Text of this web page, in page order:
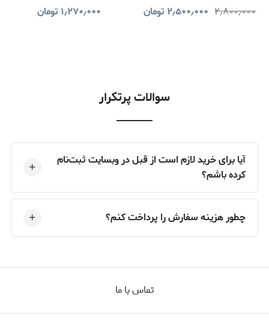
۲٫۸۰۰٫۰۰۰ ۲٫۵۰۰٫۰۰۰ تومان
۱٫۲۷۰٫۰۰۰ تومان
سوالات پرتکرار
آیا برای خرید لازم است از قبل در وبسایت ثبت‌نام
کرده باشم؟
چطور هزینه سفارش را پرداخت کنم؟
تماس با ما